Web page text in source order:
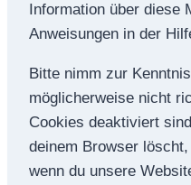
Information über diese
Anweisungen in der
Bitte nimm zur
möglicherweise nicht
Cookies deaktiviert
deinem Browser
wenn du unsere